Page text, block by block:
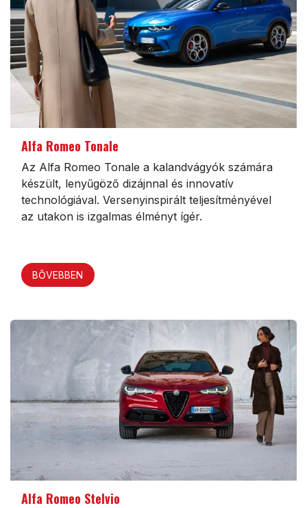
Alfa Romeo Tonale
Az Alfa Romeo Tonale a kalandvágyók számára
készült, lenyűgöző dizájnnal és innovatív
technológiával. Versenyinspirált teljesítményével
az utakon is izgalmas élményt ígér.
BŐVEBBEN
Alfa Romeo Stelvio